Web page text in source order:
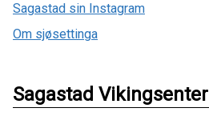
Sagastad sin Instagram
Om sjøsettinga
Sagastad Vikingsenter